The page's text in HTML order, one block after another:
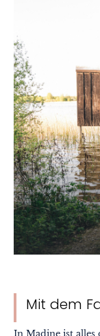
Mit dem
In Madine ist alles